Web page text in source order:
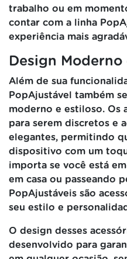
trabalho ou em
contar com a linha
experiência mais
Design Moderno
Além de sua
PopAjustável também
moderno e estiloso. Os
para serem discretos e
elegantes, permitindo
dispositivo com um
importa se você está
em casa ou passeando
PopAjustáveis são
seu estilo e
O design desses
desenvolvido para